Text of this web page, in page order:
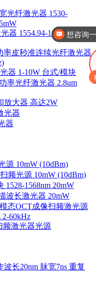
光纤激光器 1530-
器 1554.94-1607.46nm
率皮秒准连续光纤激光器
器 1-10W 台式/模块
率光纤激光器 2.8um
放大器 高达2W
光器
器
源 10mW (10dBm)
频光源 10mW (10dBm)
1568nm 20mW
波长激光器 20mW
态OCT成像扫频激光源
60kHz
频激光器光源
长20nm 脉宽7ns 重复
想咨询
你好，有这几